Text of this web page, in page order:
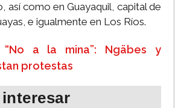
así como en Guayaquil, capital de
e igualmente en Los Ríos.
“No a la mina”: Ngäbes y
protestas